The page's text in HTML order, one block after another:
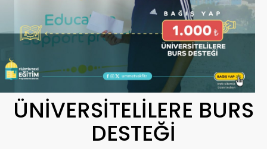
ÜNİVERSİTELİLERE BURS
DESTEĞİ